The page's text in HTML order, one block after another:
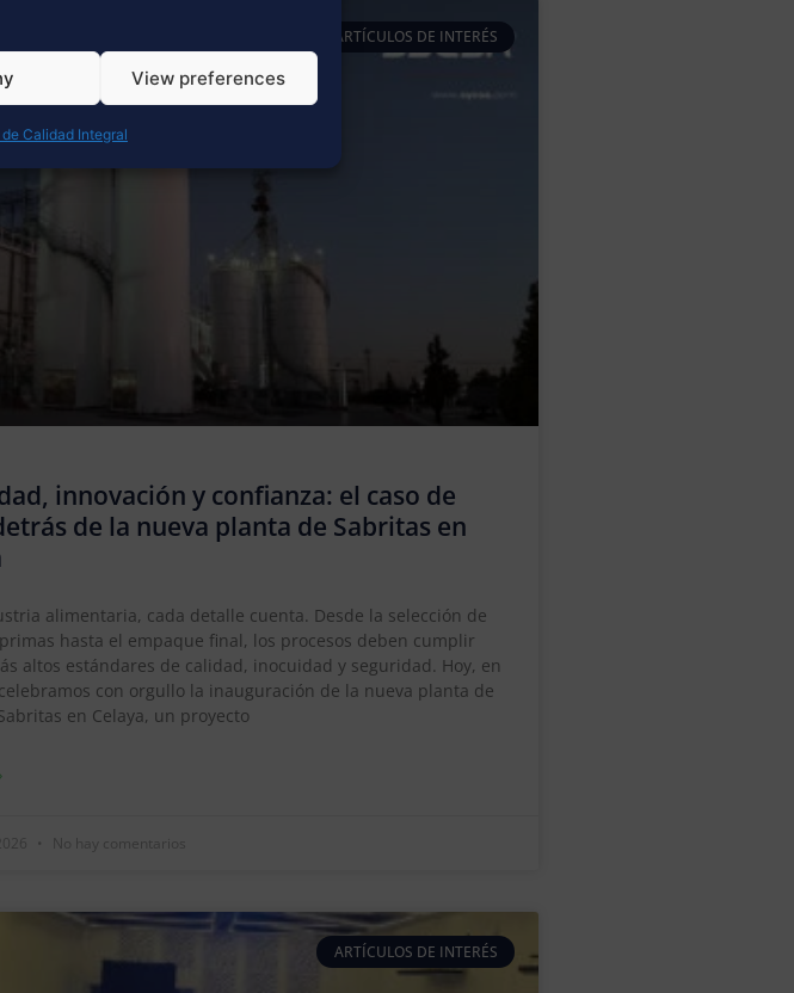
View preferences
Calidad Integral
ARTÍCULOS DE INTERÉS
innovación y confianza: el caso de
de la nueva planta de Sabritas en
alimentaria, cada detalle cuenta. Desde la selección de
hasta el empaque final, los procesos deben cumplir
altos estándares de calidad, inocuidad y seguridad. Hoy, en
celebramos con orgullo la inauguración de la nueva planta de
en Celaya, un proyecto
No hay comentarios
ARTÍCULOS DE INTERÉS